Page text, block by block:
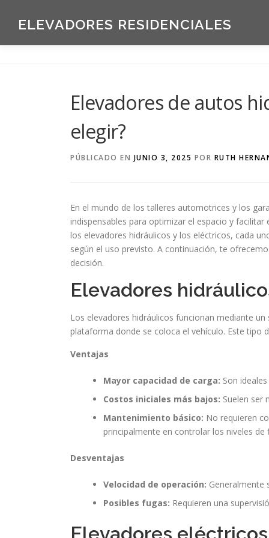
ELEVADORES RESIDENCIALES
Elevadores de autos
elegir?
PÚBLICADO EN JUNIO 3, 2025 POR RUTH
En el mundo de los talleres automotrices y los
indispensables para optimizar el espacio y
los elevadores hidráulicos y los eléctricos, cada
según el uso previsto. A continuación, te
decisión.
Elevadores
Los elevadores hidráulicos funcionan mediante
plataforma donde se coloca el vehículo. Este tipo
Ventajas
Mayor capacidad de carga: Son
Costos iniciales más bajos: Suelen ser
Mantenimiento básico: No requieren
principalmente en controlar los niveles de
Desventajas
Velocidad de operación: Generalmente
Posibles fugas: Requieren una
Elevadores